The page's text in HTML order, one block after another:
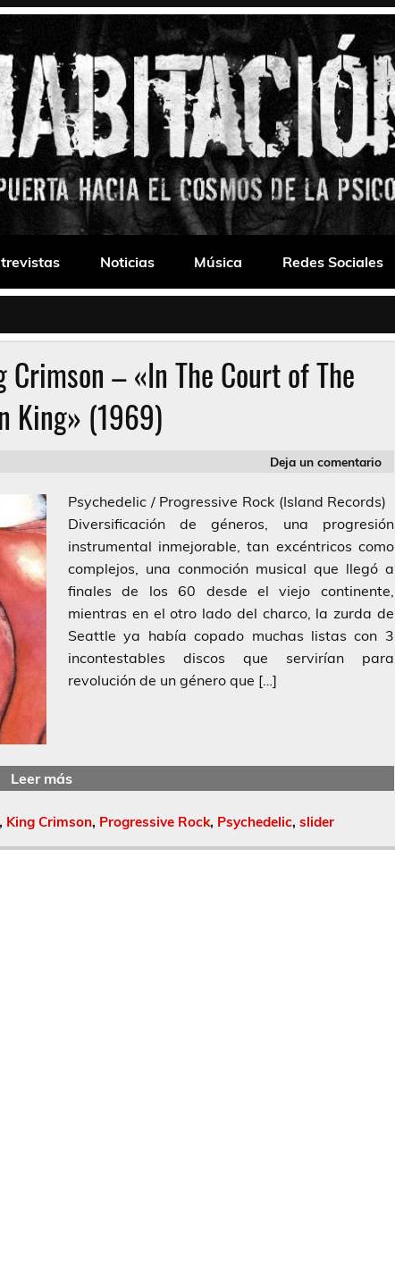
Noticias Música Redes Sociales
Crimson – «In The Court of The
King» (1969)
Deja un comentario
Psychedelic / Progressive Rock (Island Records)
Diversificación de géneros, una progresión
instrumental inmejorable, tan excéntricos como
complejos, una conmoción musical que llegó a
finales de los 60 desde el viejo continente,
mientras en el otro lado del charco, la zurda de
Seattle ya había copado muchas listas con 3
incontestables discos que servirían para
revolución de un género que […]
Leer más
, King Crimson, Progressive Rock, Psychedelic, slider